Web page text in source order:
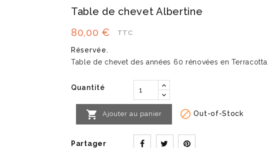
Table de chevet Albertine
80,00 €
TTC
Réservée.
Table de chevet des années 60 rénovées en Terracotta.
Quantité
 Ajouter au panier  Out-of-Stock
Partager